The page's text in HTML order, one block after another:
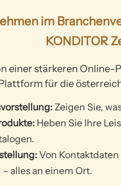
im
KONDITOR
einer stärkeren Online-
für die
Zeigen Sie,
Heben Sie Ihre
Von
alles an einem Ort.